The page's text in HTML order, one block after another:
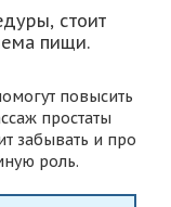
стоит
пищи.
повысить
простаты
забывать и про
роль.